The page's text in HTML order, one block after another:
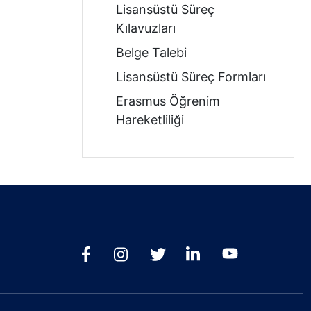
Lisansüstü Süreç
Kılavuzları
Belge Talebi
Lisansüstü Süreç Formları
Erasmus Öğrenim
Hareketliliği